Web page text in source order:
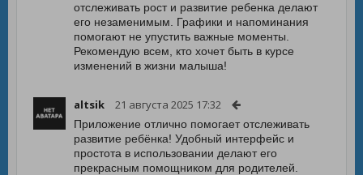
отслеживать рост и развитие ребенка делают
его незаменимым. Графики и напоминания
помогают не упустить важные моменты.
Рекомендую всем, кто хочет быть в курсе
изменений в жизни малыша!
altsik 21 августа 2025 17:32
Приложение отлично помогает отслеживать
развитие ребёнка! Удобный интерфейс и
простота в использовании делают его
прекрасным помощником для родителей.